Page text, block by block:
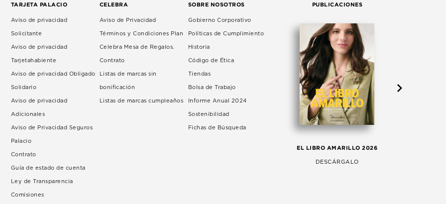
TARJETA PALACIO
Aviso de privacidad
Solicitante
Aviso de privacidad
Tarjetahabiente
Aviso de privacidad Obligado
Solidario
Aviso de privacidad
Adicionales
Aviso de Privacidad Seguros
Palacio
Contrato
Guía de estado de cuenta
Ley de Transparencia
Comisiones
CELEBRA
Aviso de Privacidad
Términos y Condiciones Plan
Celebra Mesa de Regalos.
Contrato
Listas de marcas sin
bonificación
Listas de marcas cumpleaños
SOBRE NOSOTROS
Gobierno Corporativo
Políticas de Cumplimiento
Historia
Código de Ética
Tiendas
Bolsa de Trabajo
Informe Anual 2024
Sostenibilidad
Fichas de Búsqueda
PUBLICACIONES
EL LIBRO AMARILLO 2026
DESCÁRGALO